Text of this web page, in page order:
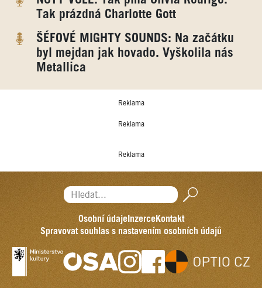
Tak prázdná Charlotte Gott
ŠÉFOVÉ MIGHTY SOUNDS: Na začátku
byl mejdan jak hovado. Vyškolila nás
Metallica
Reklama
Reklama
Reklama
Hledat...
Osobní údajeInzerceKontakt
Spravovat souhlas s nastavením osobních údajů